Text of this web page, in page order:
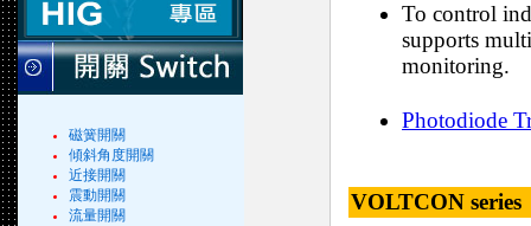
磁簧開關
傾斜角度開關
近接開關
震動開關
流量開關
To control
supports
monitoring.
Photodiode
VOLTCON